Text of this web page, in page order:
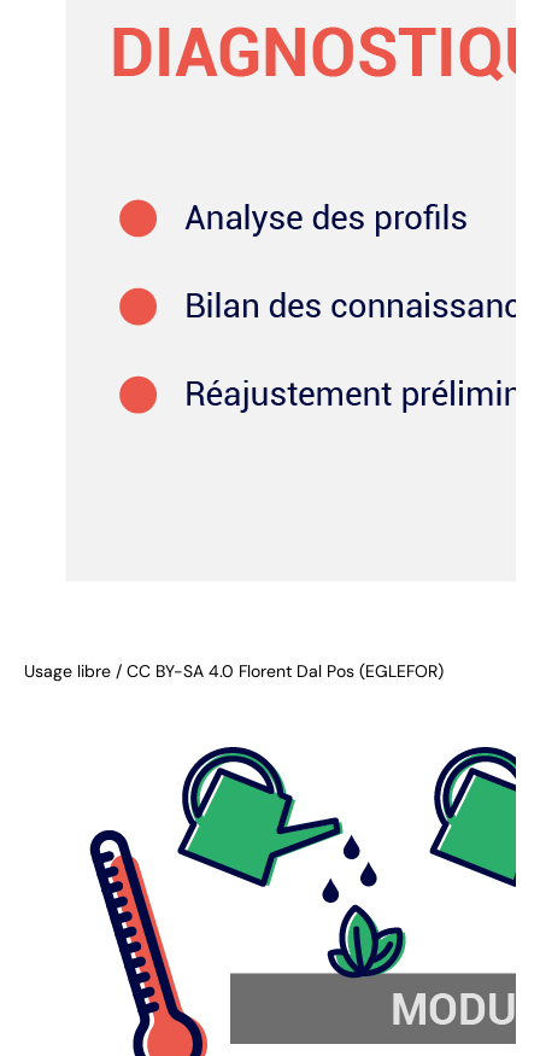
Usage libre / CC BY-SA 4.0 Florent Dal Pos (EGLEFOR)